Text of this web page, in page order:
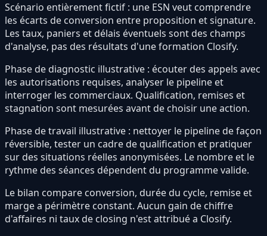
Scénario entièrement fictif : une ESN veut comprendre
les écarts de conversion entre proposition et signature.
Les taux, paniers et délais éventuels sont des champs
d'analyse, pas des résultats d'une formation Closify.
Phase de diagnostic illustrative : écouter des appels avec
les autorisations requises, analyser le pipeline et
interroger les commerciaux. Qualification, remises et
stagnation sont mesurées avant de choisir une action.
Phase de travail illustrative : nettoyer le pipeline de façon
réversible, tester un cadre de qualification et pratiquer
sur des situations réelles anonymisées. Le nombre et le
rythme des séances dépendent du programme valide.
Le bilan compare conversion, durée du cycle, remise et
marge a périmètre constant. Aucun gain de chiffre
d'affaires ni taux de closing n'est attribué a Closify.